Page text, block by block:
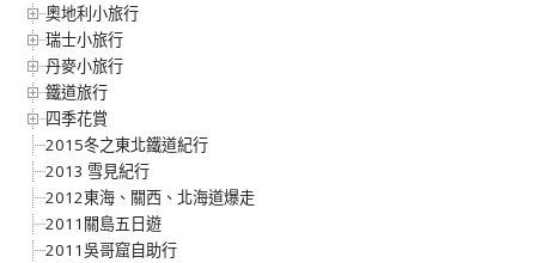
奧地利小旅行
瑞士小旅行
丹麥小旅行
鐵道旅行
四季花賞
2015冬之東北鐵道紀行
2013 雪見紀行
2012東海、關西、北海道爆走
2011關島五日遊
2011吳哥窟自助行